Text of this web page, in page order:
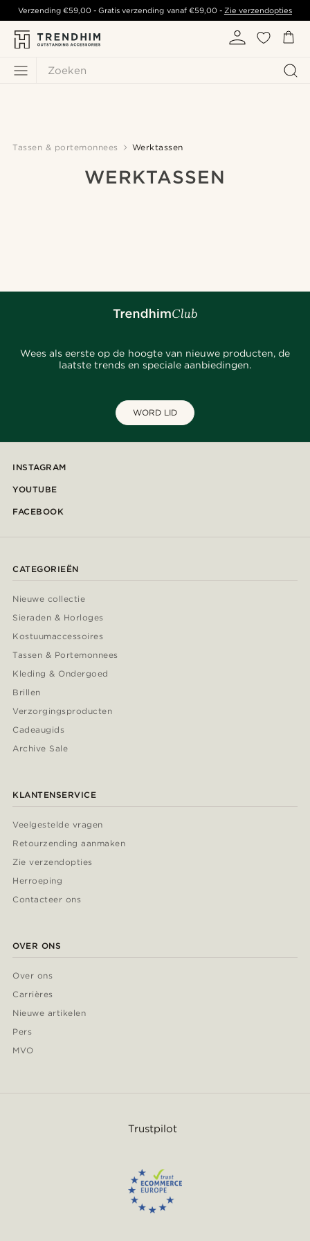
Zoeken
Verzending€59,00 - Gratis verzending vanaf €59,00- Zie verzendopties
Tassen & portemonnees Werktassen
WERKTASSEN
Wees als eerste op de hoogte van nieuwe producten, de
laatste trends en speciale aanbiedingen.
WORD LID
INSTAGRAM
YOUTUBE
FACEBOOK
CATEGORIEËN
Nieuwe collectie
Sieraden & Horloges
Kostuumaccessoires
Tassen & Portemonnees
Kleding & Ondergoed
Brillen
Verzorgingsproducten
Cadeaugids
Archive Sale
KLANTENSERVICE
Veelgestelde vragen
Retourzending aanmaken
Zie verzendopties
Herroeping
Contacteer ons
OVER ONS
Over ons
Carrières
Nieuwe artikelen
Pers
MVO
Trustpilot